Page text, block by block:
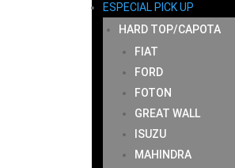
ESPECIAL PICK UP
HARD TOP/CAPOTA
FIAT
FORD
FOTON
GREAT WALL
ISUZU
MAHINDRA